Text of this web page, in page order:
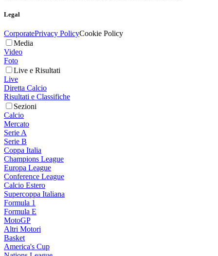
Legal
CorporatePrivacy PolicyCookie Policy
Media
Video
Foto
Live e Risultati
Live
Diretta Calcio
Risultati e Classifiche
Sezioni
Calcio
Mercato
Serie A
Serie B
Coppa Italia
Champions League
Europa League
Conference League
Calcio Estero
Supercoppa Italiana
Formula 1
Formula E
MotoGP
Altri Motori
Basket
America's Cup